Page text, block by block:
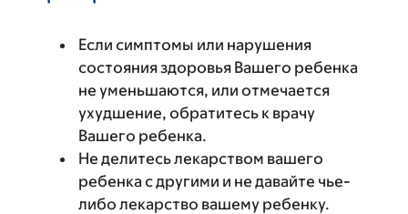
Если симптомы или нарушения
состояния здоровья Вашего ребенка
не уменьшаются, или отмечается
ухудшение, обратитесь к врачу
Вашего ребенка.
Не делитесь лекарством вашего
ребенка с другими и не давайте чье-
либо лекарство вашему ребенку.